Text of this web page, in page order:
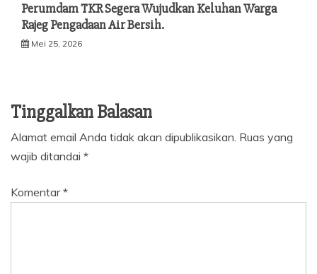
Perumdam TKR Segera Wujudkan Keluhan Warga
Rajeg Pengadaan Air Bersih.
Mei 25, 2026
Tinggalkan Balasan
Alamat email Anda tidak akan dipublikasikan. Ruas yang
wajib ditandai *
Komentar*